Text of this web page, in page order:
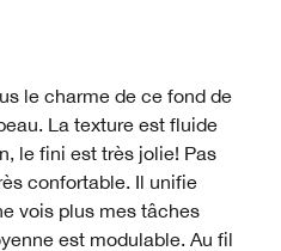
le charme de ce fond de
La texture est fluide
le fini est très jolie! Pas
confortable. Il unifie
vois plus mes tâches
est modulable. Au fil